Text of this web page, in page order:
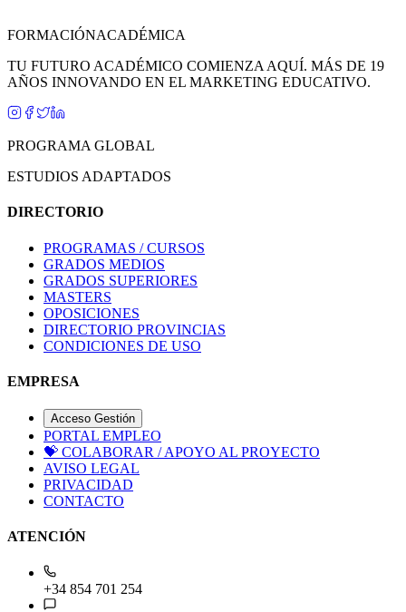
FORMACIÓNACADÉMICA
TU FUTURO ACADÉMICO COMIENZA AQUÍ. MÁS DE 19
AÑOS INNOVANDO EN EL MARKETING EDUCATIVO.
PROGRAMA GLOBAL
ESTUDIOS ADAPTADOS
DIRECTORIO
PROGRAMAS / CURSOS
GRADOS MEDIOS
GRADOS SUPERIORES
MASTERS
OPOSICIONES
DIRECTORIO PROVINCIAS
CONDICIONES DE USO
EMPRESA
Acceso Gestión
PORTAL EMPLEO
💝 COLABORAR / APOYO AL PROYECTO
AVISO LEGAL
PRIVACIDAD
CONTACTO
ATENCIÓN
+34 854 701 254